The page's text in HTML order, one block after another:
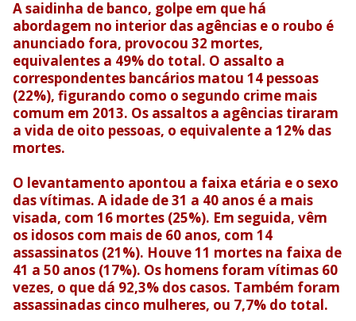
A saidinha de banco, golpe em que há
abordagem no interior das agências e o roubo é
anunciado fora, provocou 32 mortes,
equivalentes a 49% do total. O assalto a
correspondentes bancários matou 14 pessoas
(22%), figurando como o segundo crime mais
comum em 2013. Os assaltos a agências tiraram
a vida de oito pessoas, o equivalente a 12% das
mortes.
O levantamento apontou a faixa etária e o sexo
das vítimas. A idade de 31 a 40 anos é a mais
visada, com 16 mortes (25%). Em seguida, vêm
os idosos com mais de 60 anos, com 14
assassinatos (21%). Houve 11 mortes na faixa de
41 a 50 anos (17%). Os homens foram vítimas 60
vezes, o que dá 92,3% dos casos. Também foram
assassinadas cinco mulheres, ou 7,7% do total.